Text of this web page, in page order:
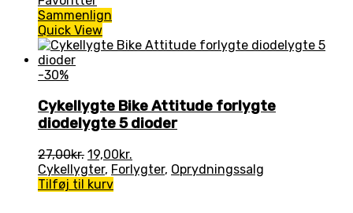
Sammenlign
Quick View
-30%
Cykellygte Bike Attitude forlygte
diodelygte 5 dioder
27,00kr. Den
oprindelige
pris
19,00kr.
aktuelle
Cykellygter, Forlygter, Oprydningssalg
Tilføj til kurv